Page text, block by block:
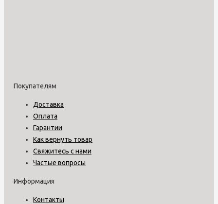
Покупателям
Доставка
Оплата
Гарантии
Как вернуть товар
Свяжитесь с нами
Частые вопросы
Информация
Контакты